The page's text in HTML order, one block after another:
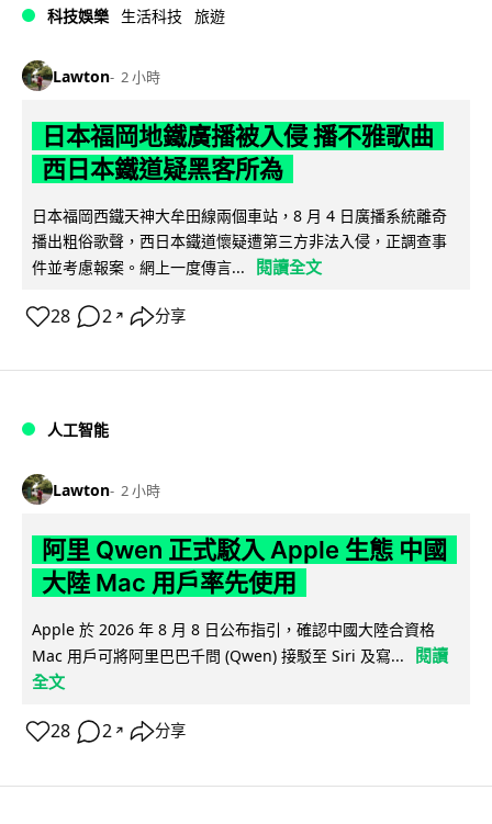
科技娛樂 生活科技 旅遊
Lawton 2 小時
日本福岡地鐵廣播被入侵 播不雅歌曲
西日本鐵道疑黑客所為
日本福岡西鐵天神大牟田線兩個車站，8 月 4 日廣播系統離奇
播出粗俗歌聲，西日本鐵道懷疑遭第三方非法入侵，正調查事
件並考慮報案。網上一度傳言...
閱讀全文
28 2 ↗ 分享
人工智能
Lawton 2 小時
阿里 Qwen 正式駁入 Apple 生態 中國
大陸 Mac 用戶率先使用
Apple 於 2026 年 8 月 8 日公布指引，確認中國大陸合資格
Mac 用戶可將阿里巴巴千問 (Qwen) 接駁至 Siri 及寫...
閱讀
全文
28 2 ↗ 分享